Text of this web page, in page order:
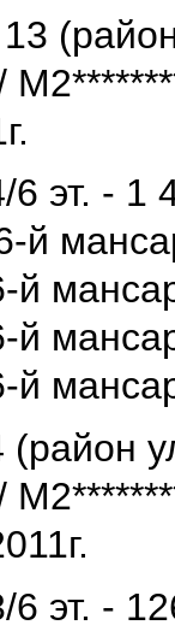
6 эт. - 1
й
й
й
й
(район
6 эт. -